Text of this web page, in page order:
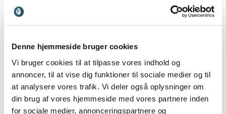
Denne hjemmeside bruger cookies
Vi bruger cookies til at tilpasse vores indhold og
annoncer, til at vise dig funktioner til sociale medier og til
at analysere vores trafik. Vi deler også oplysninger om
din brug af vores hjemmeside med vores partnere inden
for sociale medier, annonceringspartnere og
perspektiv på jeres udfordringer, og ikke mindst,
hvordan disse kan løses.
Hvis du som leder skal implementere et nyt
at hyre en ekstern foredragsholder. Det kan f.
eks. være en foredragsholder, som er ekspert i
time management, og som kan være med til at